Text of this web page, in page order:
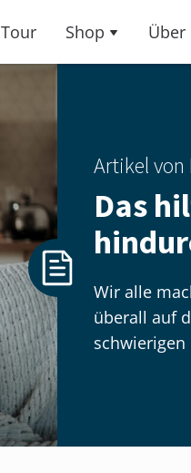
Tour Shop Über
Artikel von
Das
Wir alle
überall auf
schwierigen